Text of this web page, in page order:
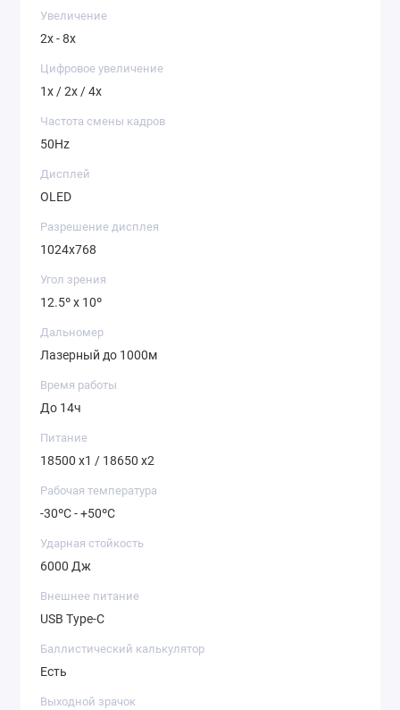
Увеличение
2x - 8x
Цифровое увеличение
1x / 2x / 4x
Частота смены кадров
50Hz
Дисплей
OLED
Разрешение дисплея
1024x768
Угол зрения
12.5º x 10º
Дальномер
Лазерный до 1000м
Время работы
До 14ч
Питание
18500 x1 / 18650 x2
Рабочая температура
-30ºC - +50ºC
Ударная стойкость
6000 Дж
Внешнее питание
USB Type-C
Баллистический калькулятор
Есть
Выходной зрачок